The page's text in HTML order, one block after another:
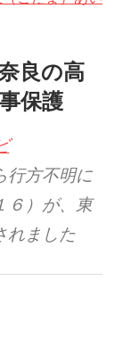
良の高
保護
行方不明に
６）が、東
れました